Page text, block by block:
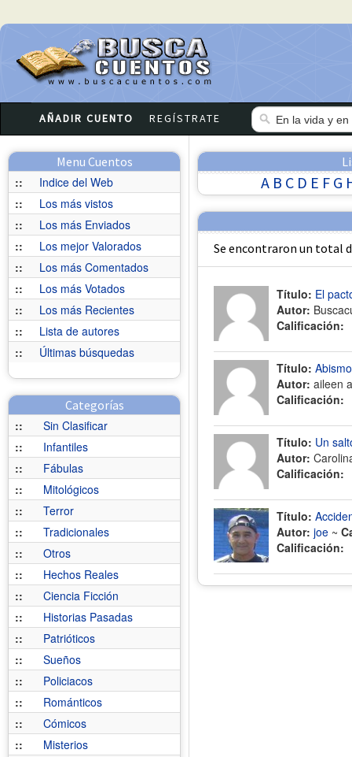
AÑADIR CUENTO REGÍSTRATE
Menu Cuentos
::
Indice del Web
::
Los más vistos
::
Los más Enviados
::
Los mejor Valorados
::
Los más Comentados
::
Los más Votados
::
Los más Recientes
::
Lista de autores
::
Últimas búsquedas
Categorías
::
Sin Clasificar
::
Infantiles
::
Fábulas
::
Mitológicos
::
Terror
::
Tradicionales
::
Otros
::
Hechos Reales
::
Ciencia Ficción
::
Historias Pasadas
::
Patrióticos
::
Sueños
::
Policiacos
::
Románticos
::
Cómicos
::
Misterios
A B C D E F G
Se encontraron un total
Título: El
Autor:
Calificación:
Título: Abismo
Autor: aileen
Calificación:
Título: Un
Autor:
Calificación:
Título:
Autor: joe ~
Calificación: